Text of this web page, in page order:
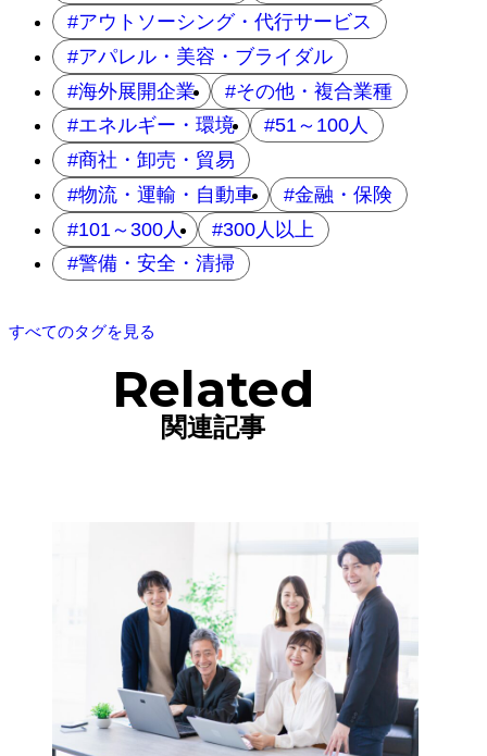
アウトソーシング・代行サービス
アパレル・美容・ブライダル
海外展開企業
その他・複合業種
エネルギー・環境
51～100人
商社・卸売・貿易
物流・運輸・自動車
金融・保険
101～300人
300人以上
警備・安全・清掃
すべてのタグを見る
Related
関連記事